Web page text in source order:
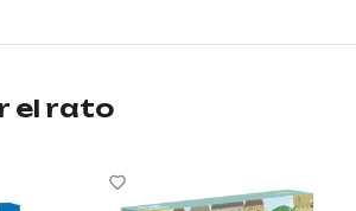
(500 piezas) mideer es un
(500 piezas) mideer es un
el rato